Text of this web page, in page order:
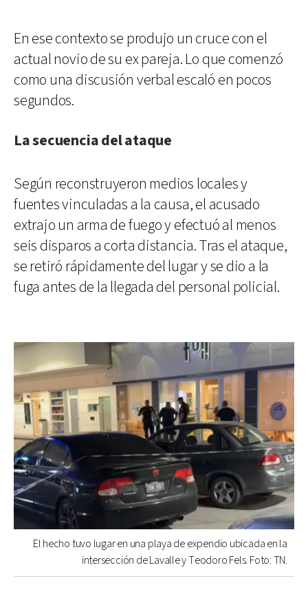
En ese contexto se produjo un cruce con el
actual novio de su ex pareja. Lo que comenzó
como una discusión verbal escaló en pocos
segundos.
La secuencia del ataque
Según reconstruyeron medios locales y
fuentes vinculadas a la causa, el acusado
extrajo un arma de fuego y efectuó al menos
seis disparos a corta distancia. Tras el ataque,
se retiró rápidamente del lugar y se dio a la
fuga antes de la llegada del personal policial.
El hecho tuvo lugar en una playa de expendio ubicada en la
intersección de Lavalle y Teodoro Fels. Foto: TN.